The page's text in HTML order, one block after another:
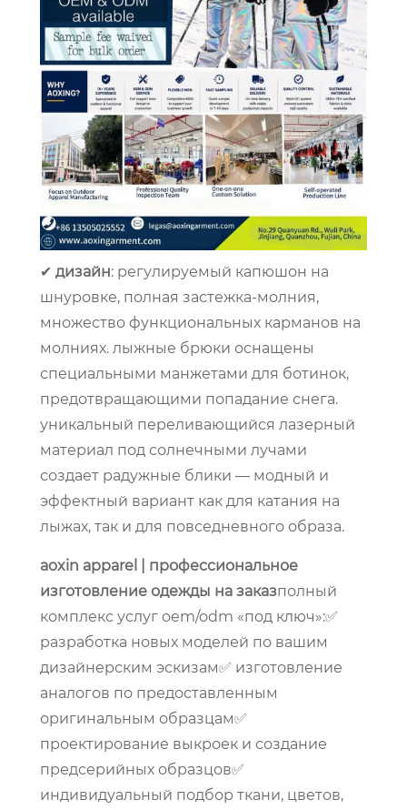
✔ дизайн: регулируемый капюшон на
шнуровке, полная застежка-молния,
множество функциональных карманов на
молниях. лыжные брюки оснащены
специальными манжетами для ботинок,
предотвращающими попадание снега.
уникальный переливающийся лазерный
материал под солнечными лучами
создает радужные блики — модный и
эффектный вариант как для катания на
лыжах, так и для повседневного образа.
aoxin apparel | профессиональное
изготовление одежды на заказполный
комплекс услуг oem/odm «под ключ»:✅
разработка новых моделей по вашим
дизайнерским эскизам✅ изготовление
аналогов по предоставленным
оригинальным образцам✅
проектирование выкроек и создание
предсерийных образцов✅
индивидуальный подбор ткани, цветов,